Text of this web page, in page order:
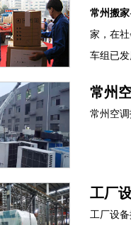
常州搬家
家，在
车组已发
常州
常州空调
工厂
工厂设